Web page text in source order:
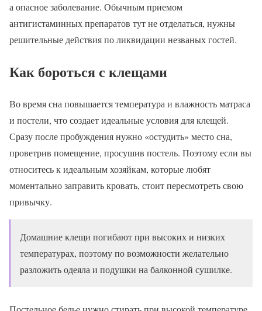
а опасное заболевание. Обычным приемом
антигистаминных препаратов тут не отделаться, нужны
решительные действия по ликвидации незваных гостей.
Как бороться с клещами
Во время сна повышается температура и влажность матраса
и постели, что создает идеальные условия для клещей.
Сразу после пробуждения нужно «остудить» место сна,
проветрив помещение, просушив постель. Поэтому если вы
относитесь к идеальным хозяйкам, которые любят
моментально заправить кровать, стоит пересмотреть свою
привычку.
Домашние клещи погибают при высоких и низких
температурах, поэтому по возможности желательно
разложить одеяла и подушки на балконной сушилке.